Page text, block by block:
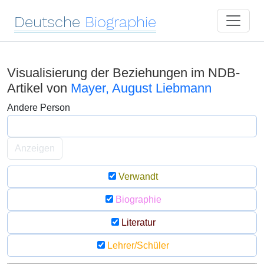
Deutsche Biographie
Visualisierung der Beziehungen im NDB-
Artikel von Mayer, August Liebmann
Andere Person
Anzeigen
Verwandt
Biographie
Literatur
Lehrer/Schüler